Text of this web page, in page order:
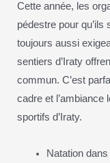
Cette année, les
pédestre pour
toujours aussi
sentiers d’Iraty
commun. C’est
cadre et l’ambiance
sportifs d’Iraty.
Natation